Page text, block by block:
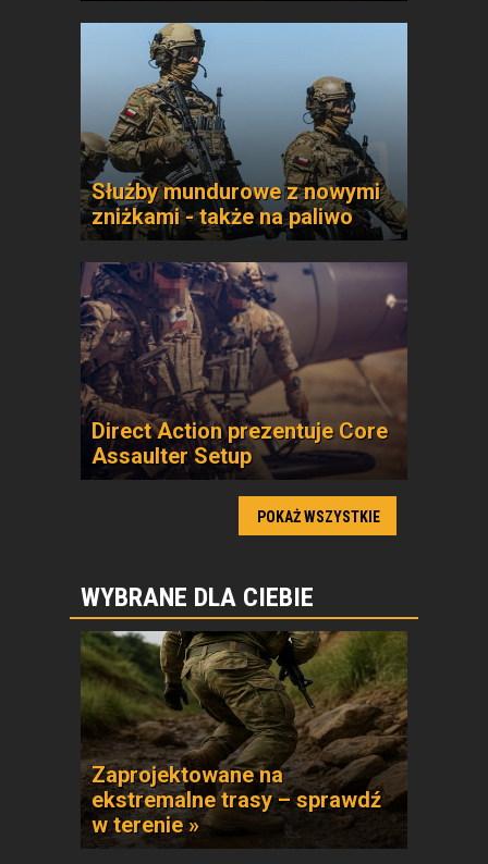
Służby mundurowe z nowymi
zniżkami - także na paliwo
Direct Action prezentuje Core
Assaulter Setup
POKAŻ WSZYSTKIE
WYBRANE DLA CIEBIE
Zaprojektowane na
ekstremalne trasy – sprawdź
w terenie »